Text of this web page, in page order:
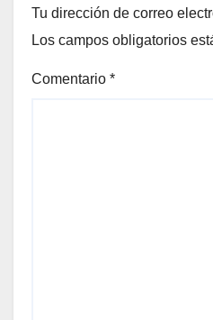
Tu dirección de correo
Los campos obligatorios
Comentario *